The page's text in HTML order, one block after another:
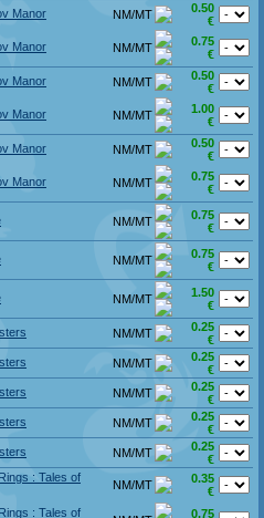
Manor
NM/MT
0.50
€
Manor
NM/MT
0.75
€
Manor
NM/MT
0.50
€
Manor
NM/MT
1.00
€
Manor
NM/MT
0.50
€
Manor
NM/MT
0.75
€
NM/MT
0.75
€
NM/MT
0.75
€
NM/MT
1.50
€
NM/MT
0.25
€
NM/MT
0.25
€
NM/MT
0.25
€
NM/MT
0.25
€
NM/MT
0.25
€
: Tales of
NM/MT
0.35
€
: Tales of
0.75